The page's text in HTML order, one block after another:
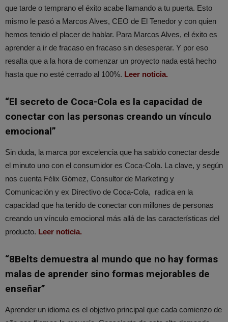
que tarde o temprano el éxito acabe llamando a tu puerta. Esto
mismo le pasó a Marcos Alves, CEO de El Tenedor y con quien
hemos tenido el placer de hablar. Para Marcos Alves, el éxito es
aprender a ir de fracaso en fracaso sin desesperar. Y por eso
resalta que a la hora de comenzar un proyecto nada está hecho
hasta que no esté cerrado al 100%. Leer noticia.
“El secreto de Coca-Cola es la capacidad de
conectar con las personas creando un vínculo
emocional”
Sin duda, la marca por excelencia que ha sabido conectar desde
el minuto uno con el consumidor es Coca-Cola. La clave, y según
nos cuenta Félix Gómez, Consultor de Marketing y
Comunicación y ex Directivo de Coca-Cola, radica en la
capacidad que ha tenido de conectar con millones de personas
creando un vínculo emocional más allá de las características del
producto. Leer noticia.
“8Belts demuestra al mundo que no hay formas
malas de aprender sino formas mejorables de
enseñar”
Aprender un idioma es el objetivo principal que cada comienzo de